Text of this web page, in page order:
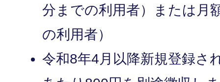
分までの利用者）または月
の利用者）
令和8年4月以降新規登録さ